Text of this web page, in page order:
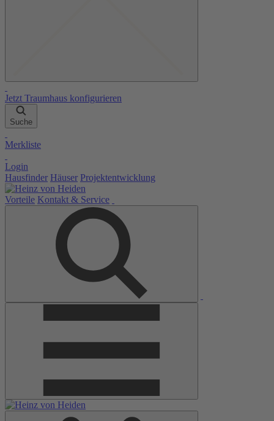
Jetzt Traumhaus konfigurieren
Suche
Merkliste
Login
Hausfinder Häuser Projektentwicklung
Vorteile Kontakt & Service